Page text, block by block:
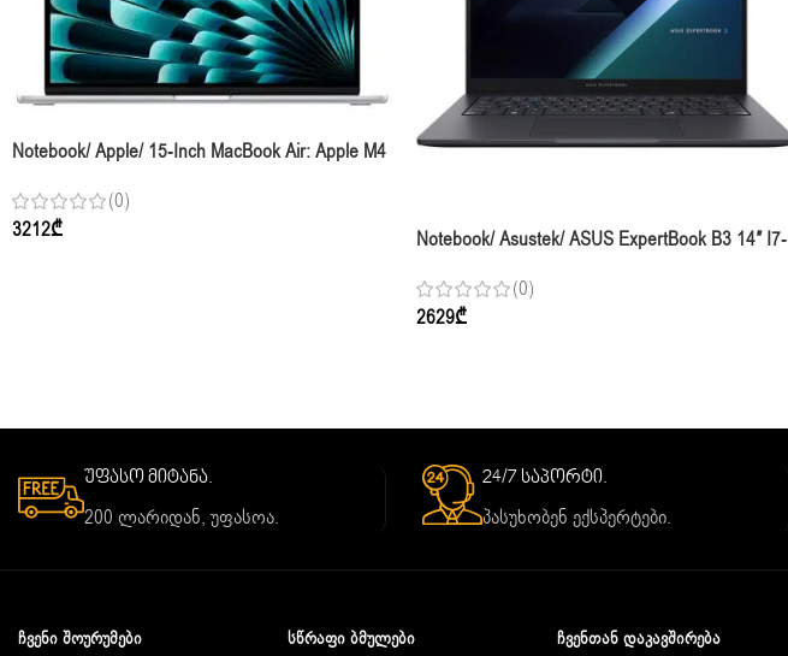
Notebook/ Apple/ 15-Inch MacBook Air: Apple M4
16GB, 256GB SSD – Silver,Model A3241
(0)
3212₾
Notebook/ Asustek/ ASUS ExpertBook B3 14″ I7-
Gentle Grey(0)
2629₾
უფასო მიტანა.
200 ლარიდან, უფასოა.
24/7 საპორტი.
პასუხობენ ექსპერტები.
ᲩᲕᲔᲜᲘ ᲨᲝᲣᲠᲣᲛᲔᲑᲘ ᲡᲬᲠᲐᲤᲘ ᲑᲛᲣᲚᲔᲑᲘ ᲩᲕᲔᲜᲗᲐᲜ ᲓᲐᲙᲐᲕᲨᲘᲠᲔᲑᲐ